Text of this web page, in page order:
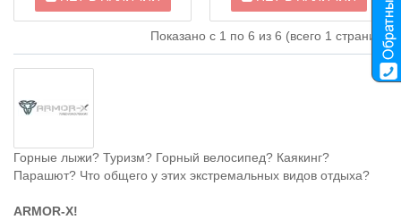
Показано с 1 по 6 из 6 (всего 1 страниц)
Горные лыжи? Туризм? Горный велосипед? Каякинг?
Парашют? Что общего у этих экстремальных видов отдыха?
ARMOR-X!